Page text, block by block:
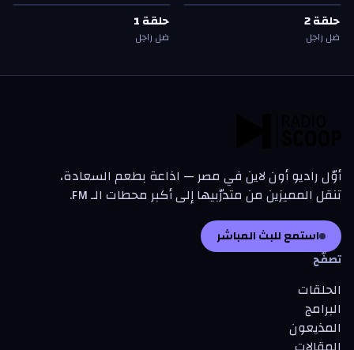
حلقة2
—ضل راجل حلقة 2 حلقة2
ضل راجل
حلقة1
—ضل راجل حلقة 1 حلقة1
ضل راجل
أوّل راديو أون لاين في مصر — اذاعة بطعم السعادة،
تنقل المميزين من متدرّبيها إلى أكبر محطات الـ FM.
استمع للبث المباشر
تصفّح
الحلقات
البرامج
المذيعون